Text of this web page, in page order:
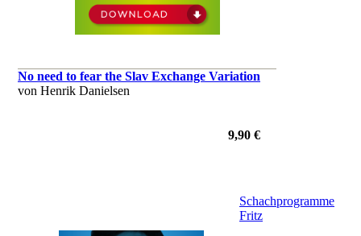
No need to fear the Slav Exchange Variation
von Henrik Danielsen
9,90 €
Schachprogramme
Fritz